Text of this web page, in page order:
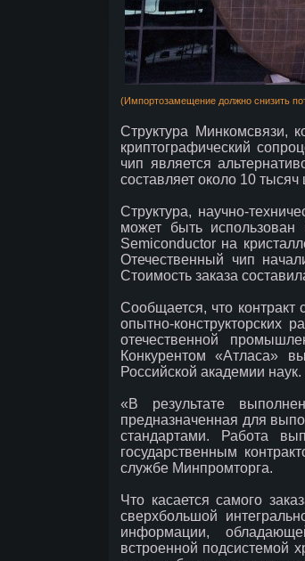
(Импортозамещение должно снизить
Структура Минкомсвязи,
криптографический
чип является
составляет около 10 тысяч
Структура, научно-
может быть использован
Semiconductor на
Отечественный чип
Стоимость заказа
Сообщается, что контракт
опытно-конструкторских
отечественной
Конкурентом «Атласа»
Российской академии наук.
«В результате
предназначенная для
стандартами. Работа
государственным
службе Минпромторга.
Что касается самого
сверхбольшой
информации,
встроенной подсистемой